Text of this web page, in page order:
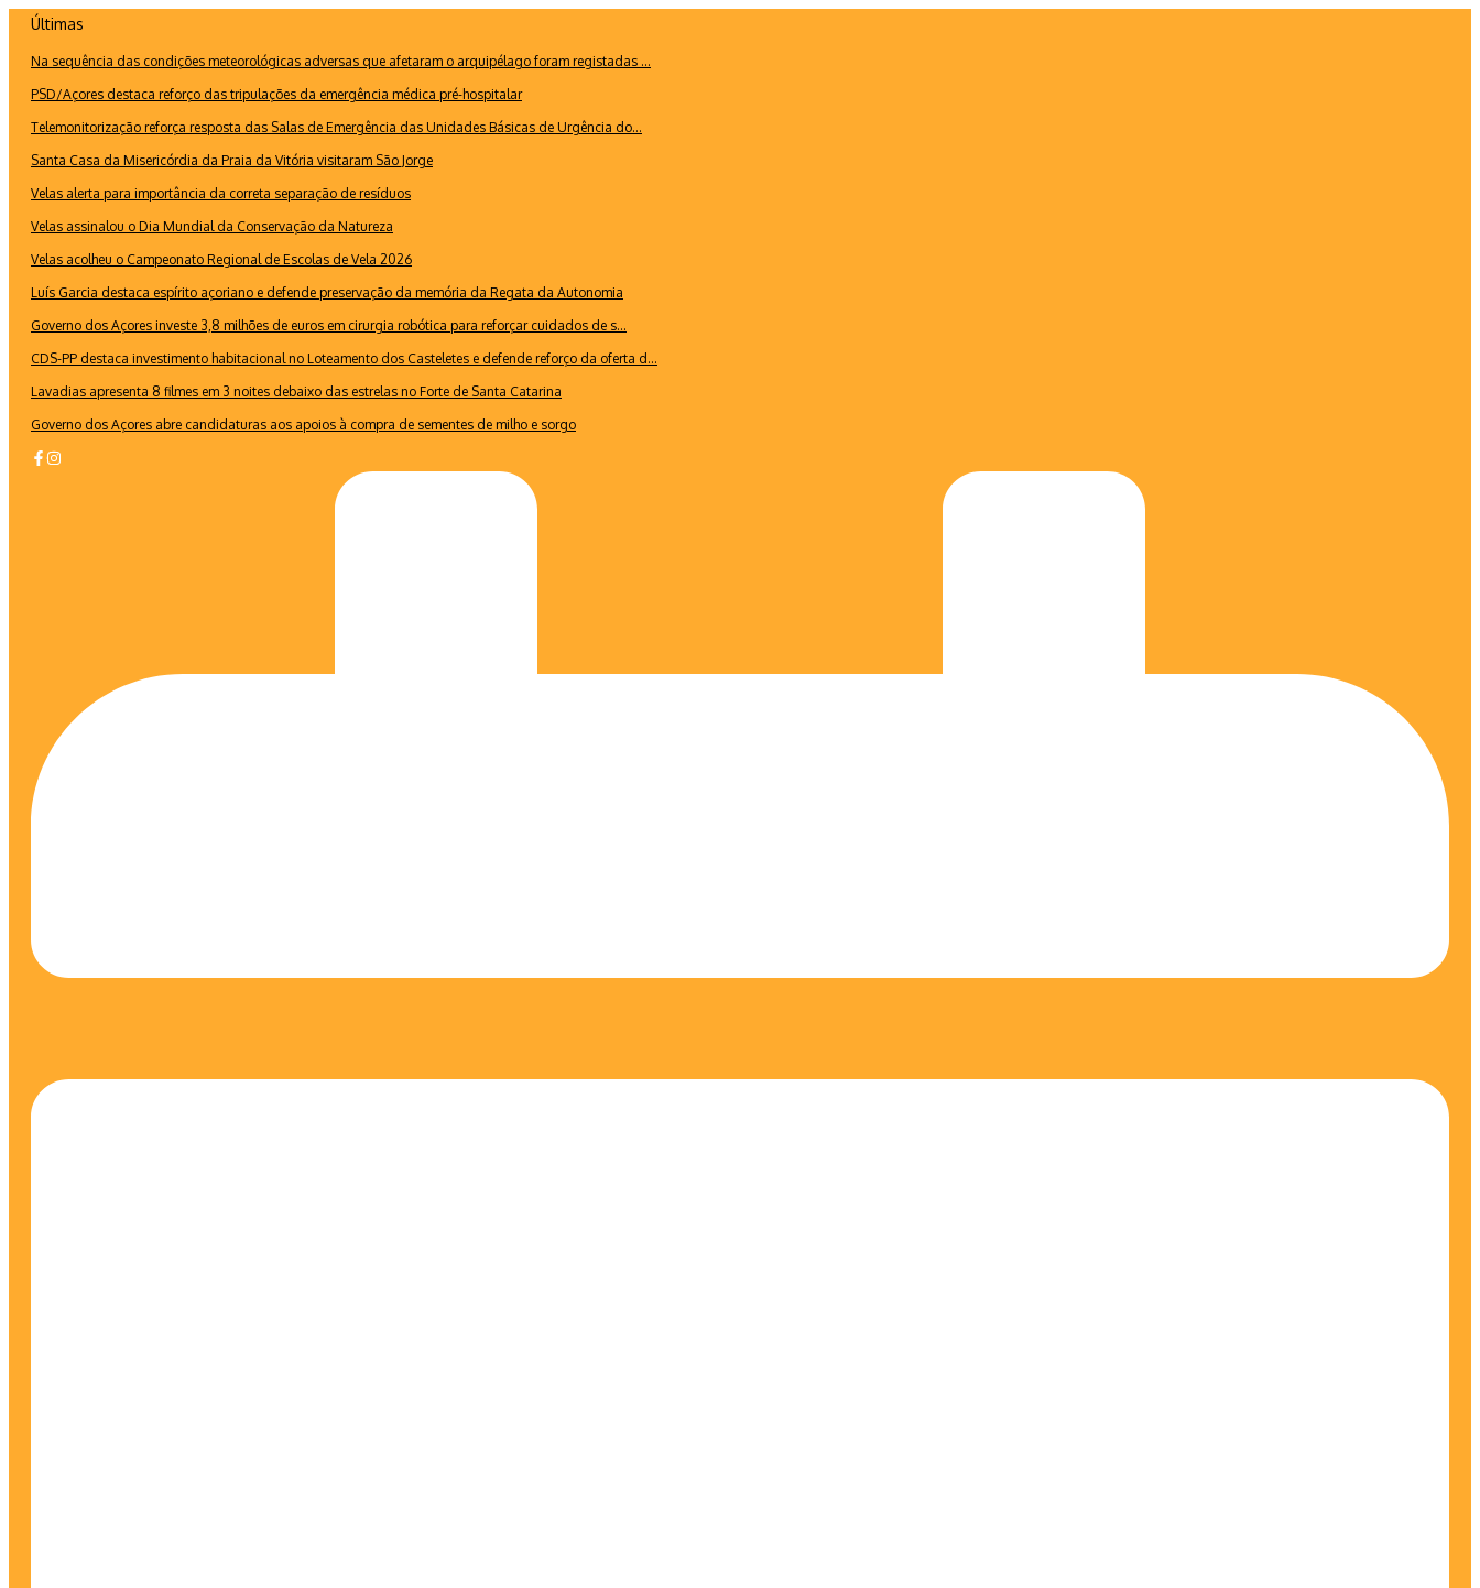
conteúdo
Últimas
Na sequência das condições meteorológicas adversas que afetaram o arquipélago foram registadas ...
PSD/Açores destaca reforço das tripulações da emergência médica pré-hospitalar
Telemonitorização reforça resposta das Salas de Emergência das Unidades Básicas de Urgência do...
Santa Casa da Misericórdia da Praia da Vitória visitaram São Jorge
Velas alerta para importância da correta separação de resíduos
Velas assinalou o Dia Mundial da Conservação da Natureza
Velas acolheu o Campeonato Regional de Escolas de Vela 2026
Luís Garcia destaca espírito açoriano e defende preservação da memória da Regata da Autonomia
Governo dos Açores investe 3,8 milhões de euros em cirurgia robótica para reforçar cuidados de s...
CDS-PP destaca investimento habitacional no Loteamento dos Casteletes e defende reforço da oferta d...
Lavadias apresenta 8 filmes em 3 noites debaixo das estrelas no Forte de Santa Catarina
Governo dos Açores abre candidaturas aos apoios à compra de sementes de milho e sorgo